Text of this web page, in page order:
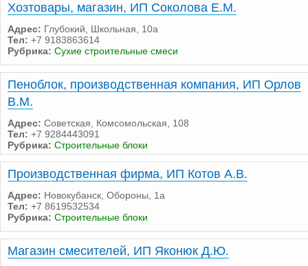
Хозтовары, магазин, ИП Соколова Е.М.
Адрес: Глубокий, Школьная, 10а
Тел: +7 9183863614
Рубрика: Сухие строительные смеси
Пеноблок, производственная компания, ИП Орлов
В.М.
Адрес: Советская, Комсомольская, 108
Тел: +7 9284443091
Рубрика: Строительные блоки
Производственная фирма, ИП Котов А.В.
Адрес: Новокубанск, Обороны, 1а
Тел: +7 8619532534
Рубрика: Строительные блоки
Магазин смесителей, ИП Яконюк Д.Ю.